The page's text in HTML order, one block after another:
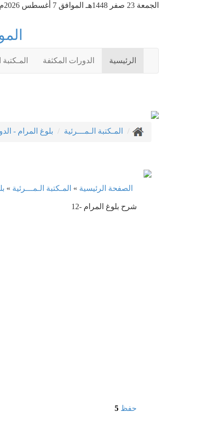
الجمعة 23 صفر 1448هـ الموافق 7 أغسطس 2026م
الرئيسية الدورات المكثفة المـكتبة
المـكتبة الـمـــرئية بلوغ المرام -
الصفحة الرئيسية » المـكتبة الـمـــرئية »
12- شرح بلوغ المرام
حفظ 5